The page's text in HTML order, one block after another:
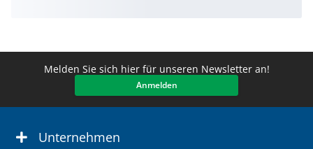
Melden Sie sich hier für unseren Newsletter an!
Anmelden
Unternehmen